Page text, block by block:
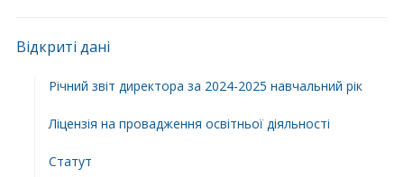
Відкриті дані
Річний звіт директора за 2024-2025 навчальний рік
Ліцензія на провадження освітньої діяльності
Статут